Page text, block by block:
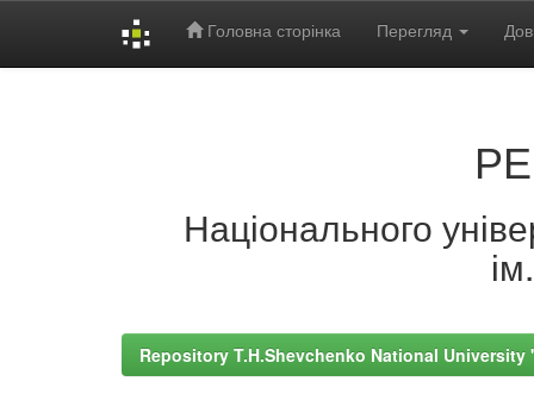
Головна сторінка Перегляд
Національного
Repository T.H.Shevchenko National